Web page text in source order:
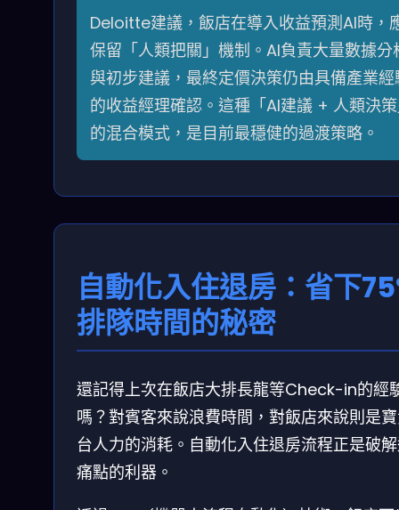
Deloitte建議，飯店在導入收益預測AI時，
保留「人類把關」機制。AI負責大量數據分
與初步建議，最終定價決策仍由具備產業經
的收益經理確認。這種「AI建議 + 人類決
的混合模式，是目前最穩健的過渡策略。
自動化入住退房：省下
排隊時間的秘密
還記得上次在飯店大排長龍等Check-in的經
嗎？對賓客來說浪費時間，對飯店來說則是
台人力的消耗。自動化入住退房流程正是破
痛點的利器。